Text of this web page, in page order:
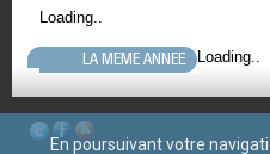
Loading..
LA MEME ANNEE Loading..
En poursuivant votre